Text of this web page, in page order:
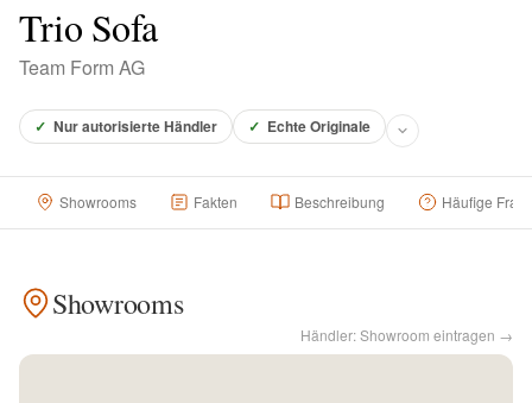
Über uns
Kontakt
Trio Sofa
Team Form AG
✓ Nur autorisierte Händler ✓ Echte Originale
Showrooms Fakten Beschreibung Häufige
Showrooms
Händler: Showroom eintragen →